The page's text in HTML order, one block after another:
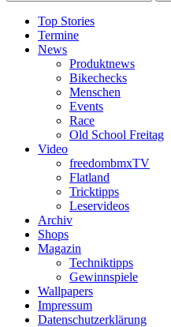
Top Stories
Termine
News
Produktnews
Bikechecks
Menschen
Events
Race
Old School Freitag
Video
freedombmxTV
Flatland
Tricktipps
Leservideos
Archiv
Shops
Magazin
Techniktipps
Gewinnspiele
Wallpapers
Impressum
Datenschutzerklärung